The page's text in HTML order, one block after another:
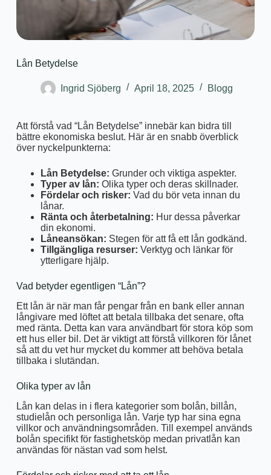
Lån Betydelse
Ingrid Sjöberg April 18, 2025 Blogg
Att förstå vad “Lån Betydelse” innebär kan bidra till
bättre ekonomiska beslut. Här är en snabb överblick
över nyckelpunkterna:
Lån Betydelse: Grunder och viktiga aspekter.
Typer av lån: Olika typer och deras skillnader.
Fördelar och risker: Vad du bör veta innan du
lånar.
Ränta och återbetalning: Hur dessa påverkar
din ekonomi.
Låneansökan: Stegen för att få ett lån godkänd.
Tillgängliga resurser: Verktyg och länkar för
ytterligare hjälp.
Vad betyder egentligen “Lån”?
Ett lån är när man får pengar från en bank eller annan
långivare med löftet att betala tillbaka det senare, ofta
med ränta. Detta kan vara användbart för stora köp som
ett hus eller bil. Det är viktigt att förstå villkoren för lånet
så att du vet hur mycket du kommer att behöva betala
tillbaka i slutändan.
Olika typer av lån
Lån kan delas in i flera kategorier som bolån, billån,
studielån och personliga lån. Varje typ har sina egna
villkor och användningsområden. Till exempel används
bolån specifikt för fastighetsköp medan privatlån kan
användas för nästan vad som helst.